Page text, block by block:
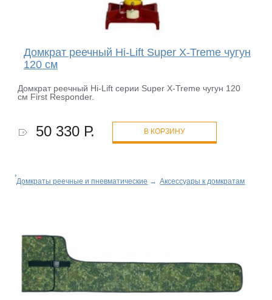
Домкрат реечный Hi-Lift Super X-Treme чугун
120 см
Домкрат реечный Hi-Lift серии Super X-Treme чугун 120
см First Responder.
50 330 Р. В КОРЗИНУ
Домкраты реечные и пневматические → Аксессуары к домкратам